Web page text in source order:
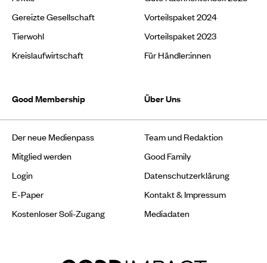
Gereizte Gesellschaft
Tierwohl
Kreislaufwirtschaft
Vorteilspaket 2024
Vorteilspaket 2023
Für Händler:innen
Good Membership
Der neue Medienpass
Mitglied werden
Login
E-Paper
Kostenloser Soli-Zugang
Über Uns
Team und Redaktion
Good Family
Datenschutzerklärung
Kontakt & Impressum
Mediadaten